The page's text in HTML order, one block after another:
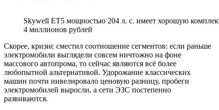
Skywell ET5 мощностью 204 л. с. имеет хорошую
4 миллионов рублей
Скорее, кризис сместил соотношение сегментов: если раньше
электромобили выглядели совсем ничтожно на фоне
массового автопрома, то сейчас являются всё более
любопытной альтернативой. Удорожание классических
машин почти нивелировало ценовую разницу, пробеги
электромобилей выросли, а сети ЭЗС постепенно
развиваются.